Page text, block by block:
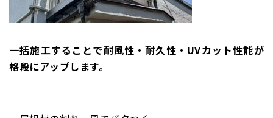
一括施工することで耐風性・耐久性・UVカット性能が
格段にアップします。